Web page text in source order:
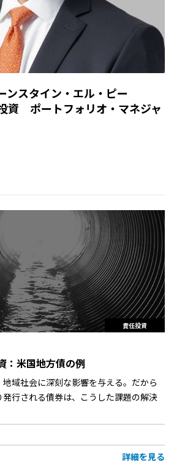
ンスタイン・エル・ピー
資 ポートフォリオ・マネジャ
責任投資
：米国地方債の例
域社会に深刻な影響を与える。だから
行される債券は、こうした課題の解決
詳細を見る